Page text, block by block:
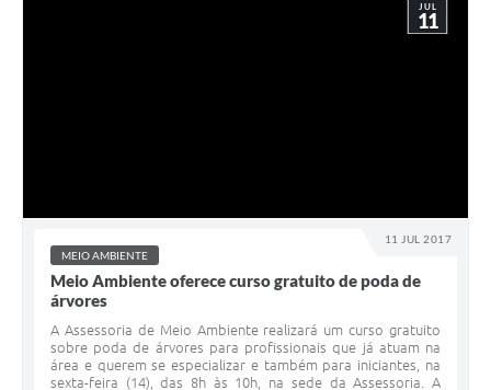
11 JUL 2017
JUL
11
MEIO AMBIENTE
Meio Ambiente oferece curso gratuito de poda de
árvores
A Assessoria de Meio Ambiente realizará um curso gratuito
sobre poda de árvores para profissionais que já atuam na
área e querem se especializar e também para iniciantes, na
sexta-feira (14), das 8h às 10h, na sede da Assessoria. A